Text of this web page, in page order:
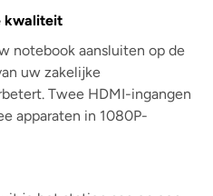
kwaliteit
notebook aansluiten op de
uw zakelijke
Twee HDMI-ingangen
apparaten in 1080P-